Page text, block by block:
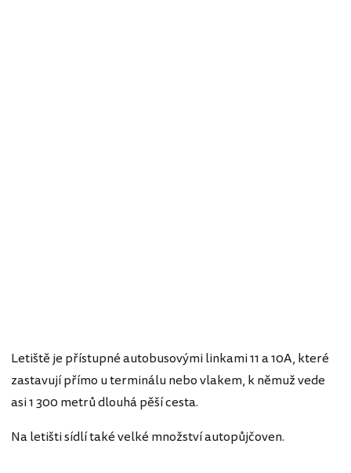
Letiště je přístupné autobusovými linkami 11 a 10A, které
zastavují přímo u terminálu nebo vlakem, k němuž vede
asi 1 300 metrů dlouhá pěší cesta.
Na letišti sídlí také velké množství autopůjčoven.